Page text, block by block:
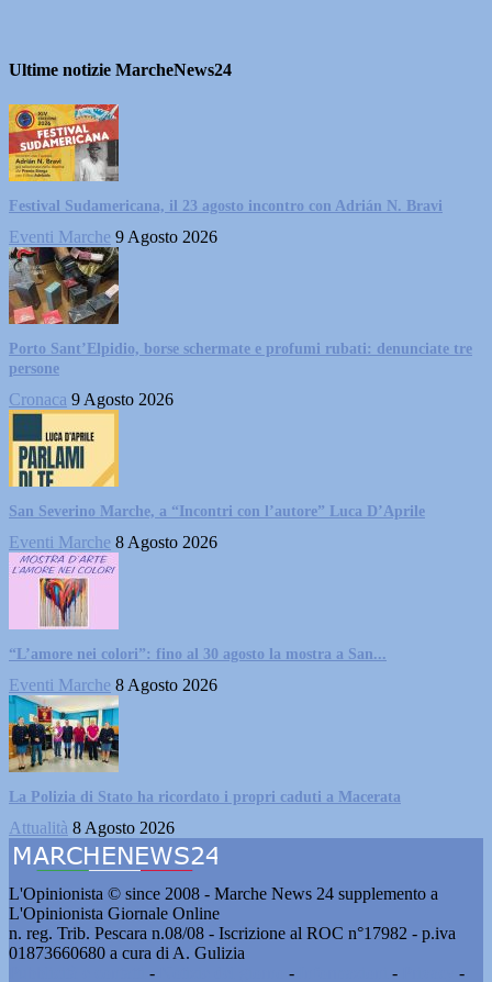
Ultime notizie MarcheNews24
Festival Sudamericana, il 23 agosto incontro con Adrián N. Bravi
Eventi Marche 9 Agosto 2026
Porto Sant’Elpidio, borse schermate e profumi rubati: denunciate tre
persone
Cronaca 9 Agosto 2026
San Severino Marche, a “Incontri con l’autore” Luca D’Aprile
Eventi Marche 8 Agosto 2026
“L’amore nei colori”: fino al 30 agosto la mostra a San...
Eventi Marche 8 Agosto 2026
La Polizia di Stato ha ricordato i propri caduti a Macerata
Attualità 8 Agosto 2026
L'Opinionista © since 2008 - Marche News 24 supplemento a
L'Opinionista Giornale Online
n. reg. Trib. Pescara n.08/08 - Iscrizione al ROC n°17982 - p.iva
01873660680 a cura di A. Gulizia
- - - -